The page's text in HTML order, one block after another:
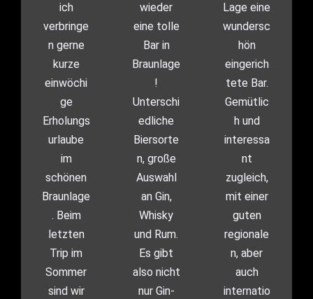
ich
verbringe
n gerne
kurze
einwöchi
ge
Erholungs
urlaube
im
schönen
Braunlage
. Beim
letzten
Trip im
Sommer
sind wir
wieder
eine tolle
Bar in
Braunlage
!
Unterschi
edliche
Biersorte
n, große
Auswahl
an Gin,
Whisky
und Rum.
Es gibt
also nicht
nur Gin-
Lage eine
wundersc
hön
eingerich
tete Bar.
Gemütlic
h und
interessa
nt
zugleich,
mit einer
guten
regionale
n, aber
auch
internatio